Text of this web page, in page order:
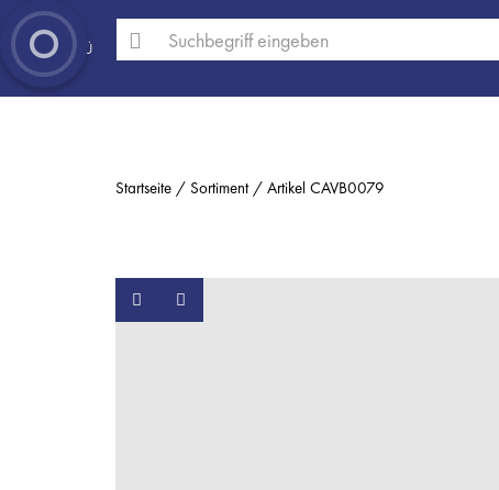
MENÜ
Startseite Sortiment Artikel CAVB0079